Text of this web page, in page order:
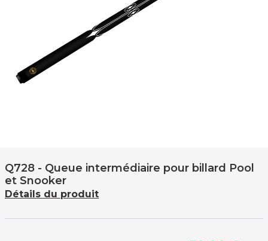
Q728 - Queue intermédiaire pour billard Pool
et Snooker
Détails du produit